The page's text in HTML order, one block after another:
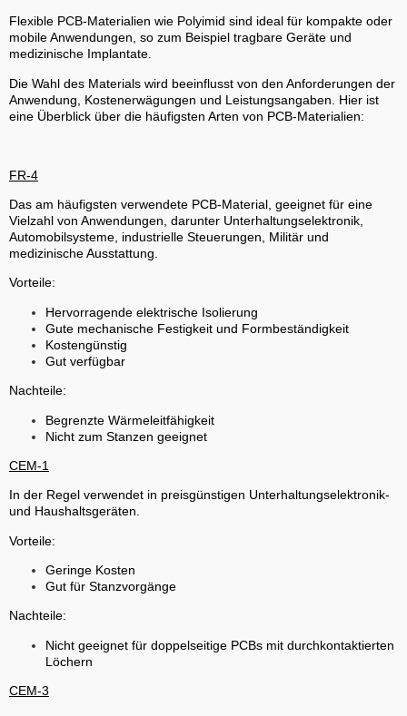
Flexible PCB-Materialien wie Polyimid sind ideal für kompakte oder
mobile Anwendungen, so zum Beispiel tragbare Geräte und
medizinische Implantate.
Die Wahl des Materials wird beeinflusst von den Anforderungen der
Anwendung, Kostenerwägungen und Leistungsangaben. Hier ist
eine Überblick über die häufigsten Arten von PCB-Materialien:
FR-4
Das am häufigsten verwendete PCB-Material, geeignet für eine
Vielzahl von Anwendungen, darunter Unterhaltungselektronik,
Automobilsysteme, industrielle Steuerungen, Militär und
medizinische Ausstattung.
Vorteile:
Hervorragende elektrische Isolierung
Gute mechanische Festigkeit und Formbeständigkeit
Kostengünstig
Gut verfügbar
Nachteile:
Begrenzte Wärmeleitfähigkeit
Nicht zum Stanzen geeignet
CEM-1
In der Regel verwendet in preisgünstigen Unterhaltungselektronik-
und Haushaltsgeräten.
Vorteile:
Geringe Kosten
Gut für Stanzvorgänge
Nachteile:
Nicht geeignet für doppelseitige PCBs mit durchkontaktierten
Löchern
CEM-3